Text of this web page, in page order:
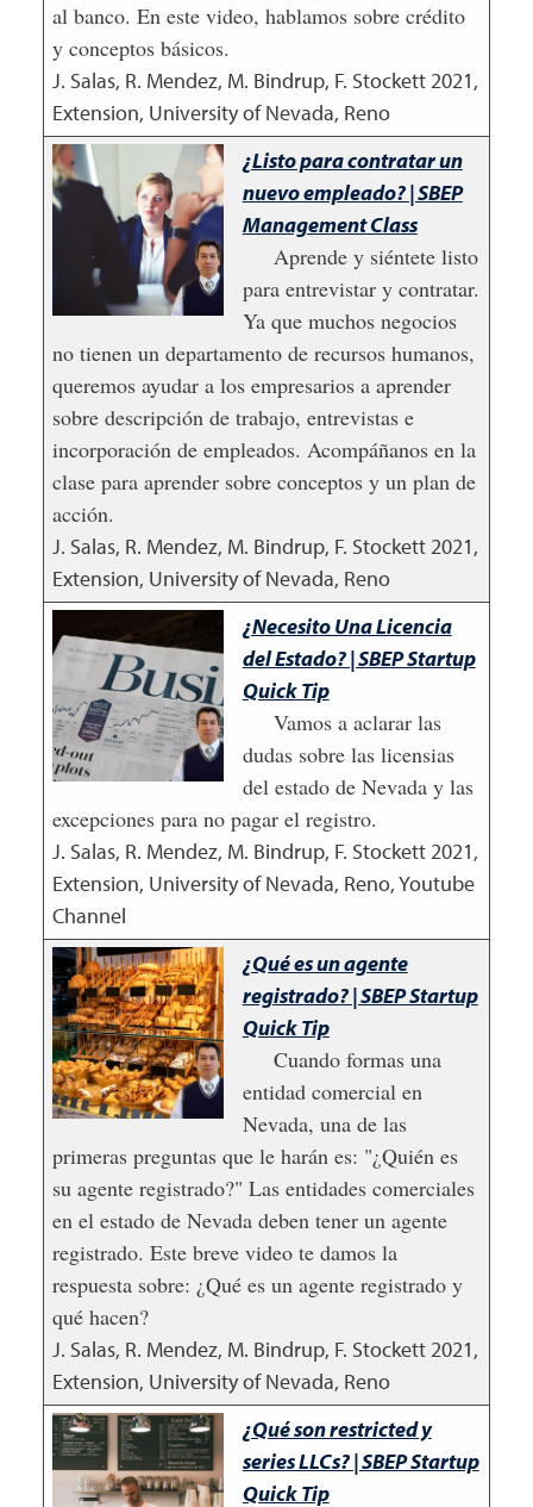
al banco. En este video, hablamos sobre crédito
y conceptos básicos.
J. Salas, R. Mendez, M. Bindrup, F. Stockett2021,
Extension, University of Nevada, Reno
¿Listo para contratar un
nuevo empleado? | SBEP
Management Class
Aprende y siéntete listo
para entrevistar y contratar.
Ya que muchos negocios
no tienen un departamento de recursos humanos,
queremos ayudar a los empresarios a aprender
sobre descripción de trabajo, entrevistas e
incorporación de empleados. Acompáñanos en la
clase para aprender sobre conceptos y un plan de
acción.
J. Salas, R. Mendez, M. Bindrup, F. Stockett2021,
Extension, University of Nevada, Reno
¿Necesito Una Licencia
del Estado? | SBEP Startup
Quick Tip
Vamos a aclarar las
dudas sobre las licensias
del estado de Nevada y las
excepciones para no pagar el registro.
J. Salas, R. Mendez, M. Bindrup, F. Stockett2021,
Extension, University of Nevada, Reno, Youtube
Channel
¿Qué es un agente
registrado? | SBEP Startup
Quick Tip
Cuando formas una
entidad comercial en
Nevada, una de las
primeras preguntas que le harán es: "¿Quién es
su agente registrado?" Las entidades comerciales
en el estado de Nevada deben tener un agente
registrado. Este breve video te damos la
respuesta sobre: ¿Qué es un agente registrado y
qué hacen?
J. Salas, R. Mendez, M. Bindrup, F. Stockett2021,
Extension, University of Nevada, Reno
¿Qué son restricted y
series LLCs? | SBEP Startup
Quick Tip